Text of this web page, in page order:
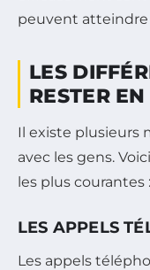
peuvent atteindre
LES
RESTER
Il existe plusieurs
avec les gens.
les plus courantes :
LES APPELS
Les appels